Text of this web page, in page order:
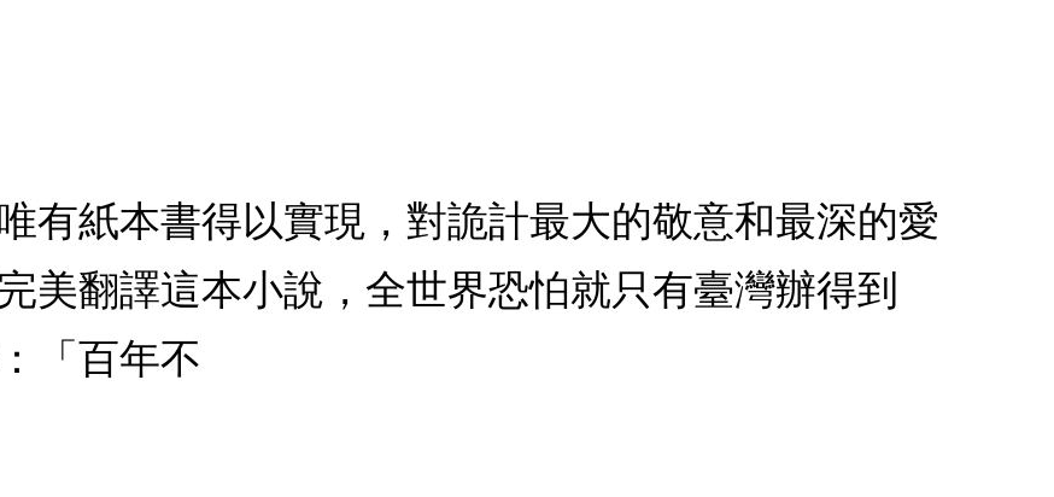
有紙本書得以實現，對詭計最大的敬意和最深的愛
美翻譯這本小說，全世界恐怕就只有臺灣辦得到
「百年不